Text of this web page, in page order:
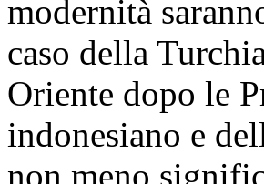
modernità
caso della
Oriente dopo le
indonesiano e
non meno